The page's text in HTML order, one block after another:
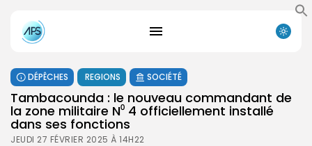
DÉPÊCHES REGIONS SOCIÉTÉ
Tambacounda : le nouveau commandant de
la zone militaire N⁰ 4 officiellement installé
dans ses fonctions
JEUDI 27 FÉVRIER 2025 À 14H22